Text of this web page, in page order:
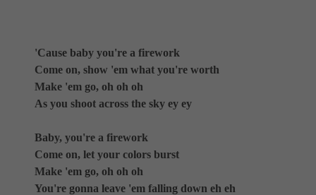
'Cause baby you're a firework
Come on, show 'em what you're worth
Make 'em go, oh oh oh
As you shoot across the sky ey ey
Baby, you're a firework
Come on, let your colors burst
Make 'em go, oh oh oh
You're gonna leave 'em falling down eh eh